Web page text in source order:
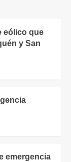
eólico que
y San
emergencia